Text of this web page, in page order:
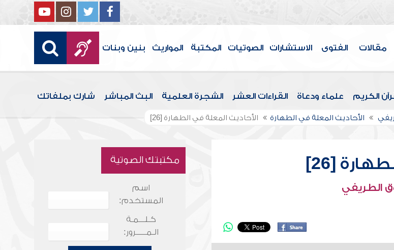
مقالات الفتوى الاستشارات الصوتيات المكتبة المواريث بنين وبنات
الكريم علماء ودعاة القراءات العشر الشجرة العلمية البث المباشر شارك بملفاتك
الأحاديث المعلة في الطهارة الأحاديث المعلة في الطهارة [26]
[26]
الطريفي
مكتبتك الصوتية
اسم
المستخدم:
كـلـــمـة
الـمـــــرور: